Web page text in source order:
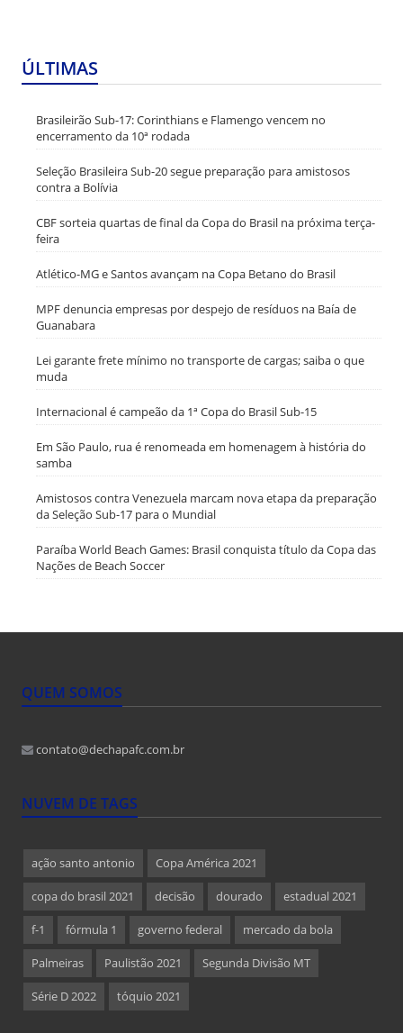
ÚLTIMAS
Brasileirão Sub-17: Corinthians e Flamengo vencem no
encerramento da 10ª rodada
Seleção Brasileira Sub-20 segue preparação para amistosos
contra a Bolívia
CBF sorteia quartas de final da Copa do Brasil na próxima terça-
feira
Atlético-MG e Santos avançam na Copa Betano do Brasil
MPF denuncia empresas por despejo de resíduos na Baía de
Guanabara
Lei garante frete mínimo no transporte de cargas; saiba o que
muda
Internacional é campeão da 1ª Copa do Brasil Sub-15
Em São Paulo, rua é renomeada em homenagem à história do
samba
Amistosos contra Venezuela marcam nova etapa da preparação
da Seleção Sub-17 para o Mundial
Paraíba World Beach Games: Brasil conquista título da Copa das
Nações de Beach Soccer
QUEM SOMOS
contato@dechapafc.com.br
NUVEM DE TAGS
ação santo antonio Copa América 2021
copa do brasil 2021 decisão dourado estadual 2021
f-1 fórmula 1 governo federal mercado da bola
Palmeiras Paulistão 2021 Segunda Divisão MT
Série D 2022 tóquio 2021